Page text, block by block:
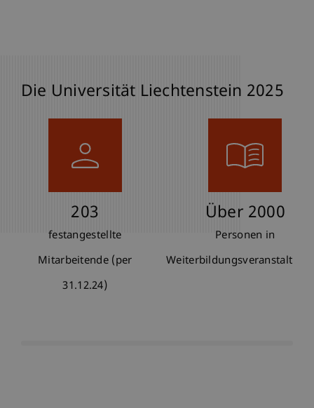
Die Universität Liechtenstein 2025
203
festangestellte
Mitarbeitende (per
31.12.24)
Über 2000
Personen in